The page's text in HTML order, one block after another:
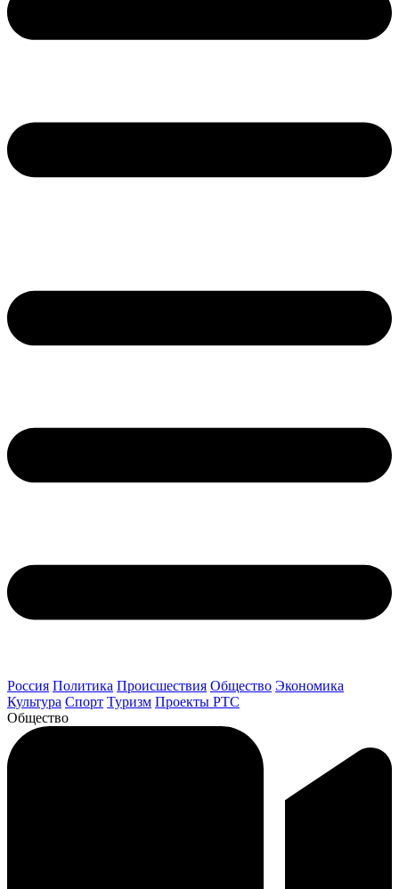
Россия Политика Происшествия Общество Экономика
Культура Спорт Туризм Проекты РТС
Общество